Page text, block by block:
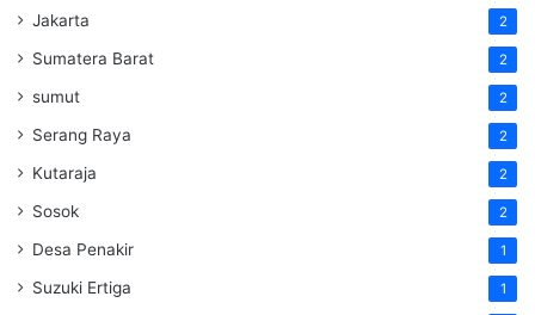
Jakarta 2
Sumatera Barat 2
sumut 2
Serang Raya 2
Kutaraja 2
Sosok 2
Desa Penakir 1
Suzuki Ertiga 1